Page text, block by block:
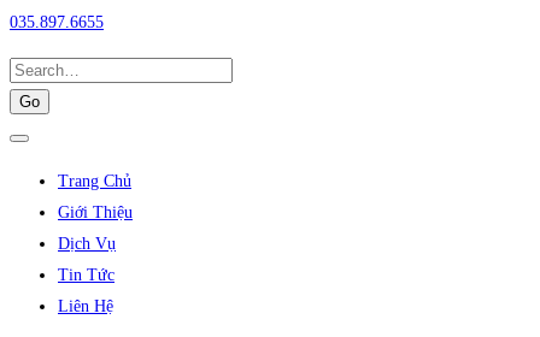
035.897.6655
Search
for:
Trang Chủ
Giới Thiệu
Dịch Vụ
Tin Tức
Liên Hệ